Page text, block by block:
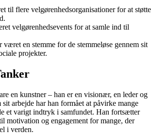
til flere velgørenhedsorganisationer for at støtte
velgørenhedsevents for at samle ind til
været en stemme for de stemmeløse gennem sit
projekter.
en kunstner – han er en visionær, en leder og
arbejde har han formået at påvirke mange
et varigt indtryk i samfundet. Han fortsætter
motivation og engagement for mange, der
i verden.